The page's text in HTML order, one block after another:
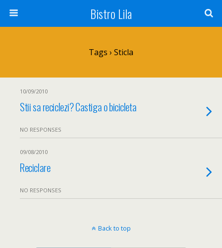
Bistro Lila
Tags › Sticla
10/09/2010
Stii sa reciclezi? Castiga o bicicleta
NO RESPONSES
09/08/2010
Reciclare
NO RESPONSES
Back to top